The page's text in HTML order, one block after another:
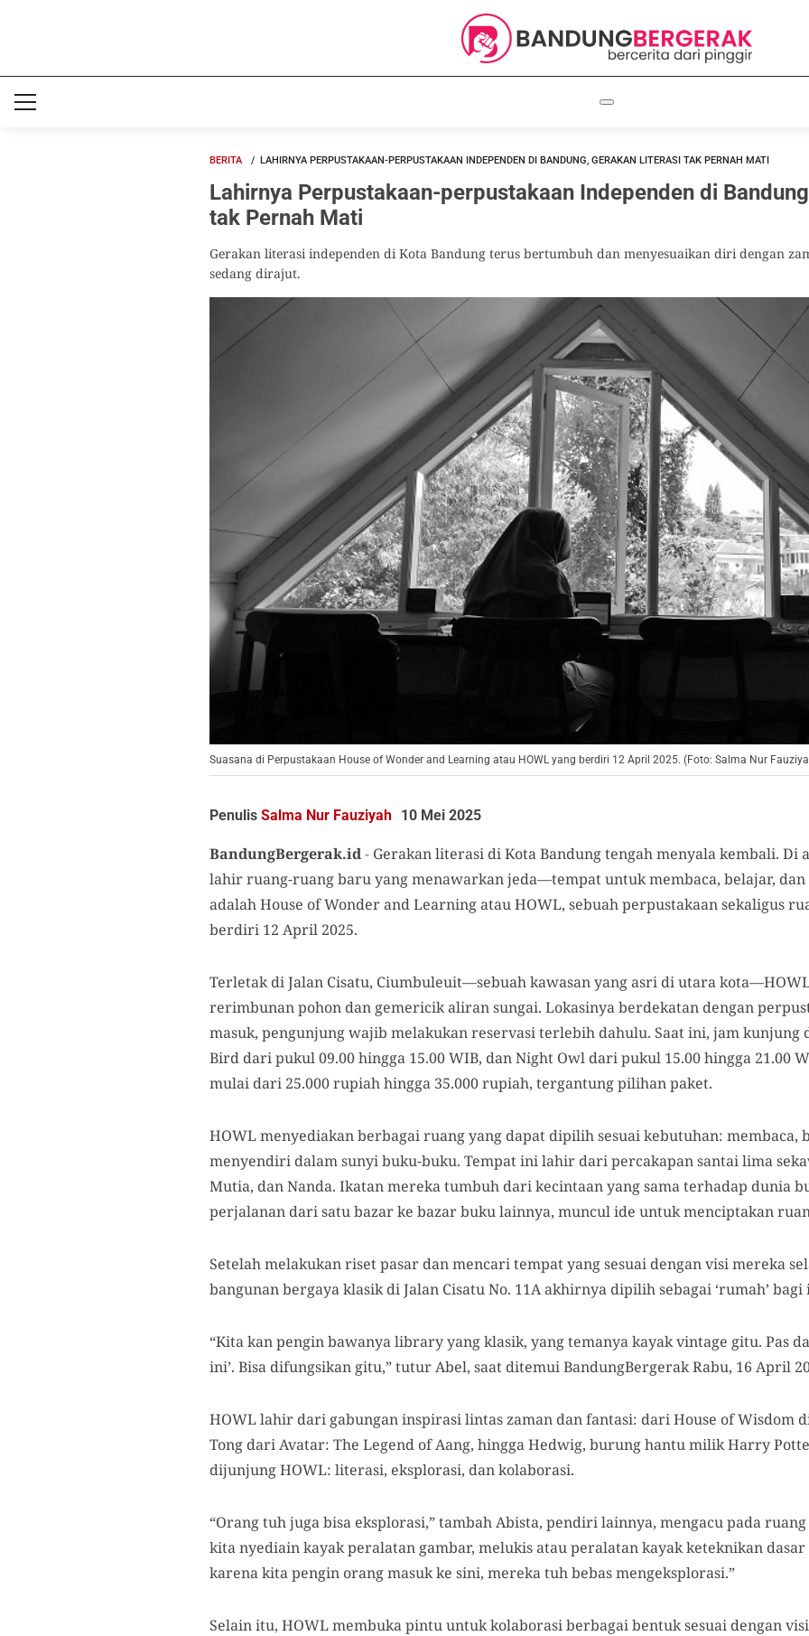
BERITA LAHIRNYA PERPUSTAKAAN-PERPUSTAKAAN INDEPENDEN DI BANDUNG, GERAKAN LITERASI TAK PERNAH MATI
Lahirnya Perpustakaan-perpustakaan Independen di
tak Pernah Mati
Gerakan literasi independen di Kota Bandung terus bertumbuh dan menyesuaikan diri dengan
sedang dirajut.
Suasana di Perpustakaan House of Wonder and Learning atau HOWL yang berdiri 12 April 2025. (Foto: Salma Nur
Penulis Salma Nur Fauziyah 10 Mei 2025
BandungBergerak.id- Gerakan literasi di Kota Bandung tengah menyala kembali. Di
lahir ruang-ruang baru yang menawarkan jeda—tempat untuk membaca, belajar,
adalah House of Wonder and Learning atau HOWL, sebuah perpustakaan sekaligus
berdiri 12 April 2025.
Terletak di Jalan Cisatu, Ciumbuleuit—sebuah kawasan yang asri di utara
rerimbunan pohon dan gemericik aliran sungai. Lokasinya berdekatan dengan
masuk, pengunjung wajib melakukan reservasi terlebih dahulu. Saat ini, jam kunjung
Bird dari pukul 09.00 hingga 15.00 WIB, dan Night Owl dari pukul 15.00 hingga 21.00
mulai dari 25.000 rupiah hingga 35.000 rupiah, tergantung pilihan paket.
HOWL menyediakan berbagai ruang yang dapat dipilih sesuai kebutuhan: membaca,
menyendiri dalam sunyi buku-buku. Tempat ini lahir dari percakapan santai lima
Mutia, dan Nanda. Ikatan mereka tumbuh dari kecintaan yang sama terhadap dunia
perjalanan dari satu bazar ke bazar buku lainnya, muncul ide untuk menciptakan
Setelah melakukan riset pasar dan mencari tempat yang sesuai dengan visi mereka
bangunan bergaya klasik di Jalan Cisatu No. 11A akhirnya dipilih sebagai ‘rumah’
“Kita kan pengin bawanya library yang klasik, yang temanya kayak vintage gitu. Pas
ini’. Bisa difungsikan gitu,” tutur Abel, saat ditemui BandungBergerak Rabu, 16 April
HOWL lahir dari gabungan inspirasi lintas zaman dan fantasi: dari House of Wisdom
Tong dari Avatar: The Legend of Aang, hingga Hedwig, burung hantu milik Harry
dijunjung HOWL: literasi, eksplorasi, dan kolaborasi.
“Orang tuh juga bisa eksplorasi,” tambah Abista, pendiri lainnya, mengacu pada
kita nyediain kayak peralatan gambar, melukis atau peralatan kayak keteknikan
karena kita pengin orang masuk ke sini, mereka tuh bebas mengeksplorasi.”
Selain itu, HOWL membuka pintu untuk kolaborasi berbagai bentuk sesuai dengan